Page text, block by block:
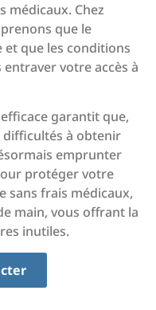
médicaux. Chez
que le
et que les conditions
votre accès à
garantit que,
difficultés à obtenir
emprunter
protéger votre
sans frais médicaux,
main, vous offrant la
inutiles.